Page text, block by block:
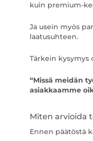
kuin premium-
Ja usein myös
laatusuhteen.
Tärkein kysymys
“Missä meidän
asiakkaamme
Miten arvioida
Ennen päätöstä